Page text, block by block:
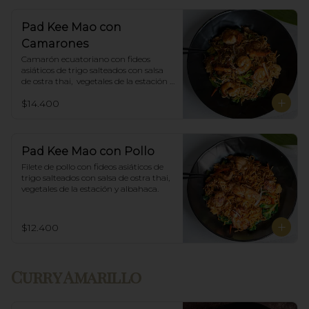
Pad Kee Mao con
Camarones
Camarón ecuatoriano con fideos
asiáticos de trigo salteados con salsa
de ostra thai,  vegetales de la estación y
$14.400
Pad Kee Mao con Pollo
Filete de pollo con fideos asiáticos de
trigo salteados con salsa de ostra thai,
vegetales de la estación y albahaca.
$12.400
Curry Amarillo